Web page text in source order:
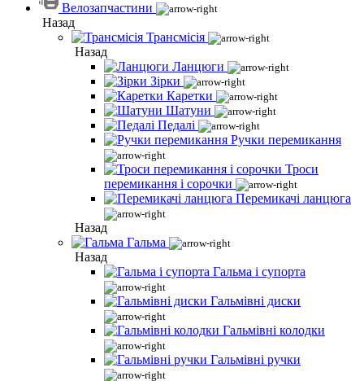
Велозапчастини
Назад
Трансмісія
Назад
Ланцюги
Зірки
Каретки
Шатуни
Педалі
Ручки перемикання
Троси
перемикання і сорочки
Перемикачі ланцюга
Назад
Гальма
Назад
Гальма і супорта
Гальмівні диски
Гальмівні колодки
Гальмівні ручки